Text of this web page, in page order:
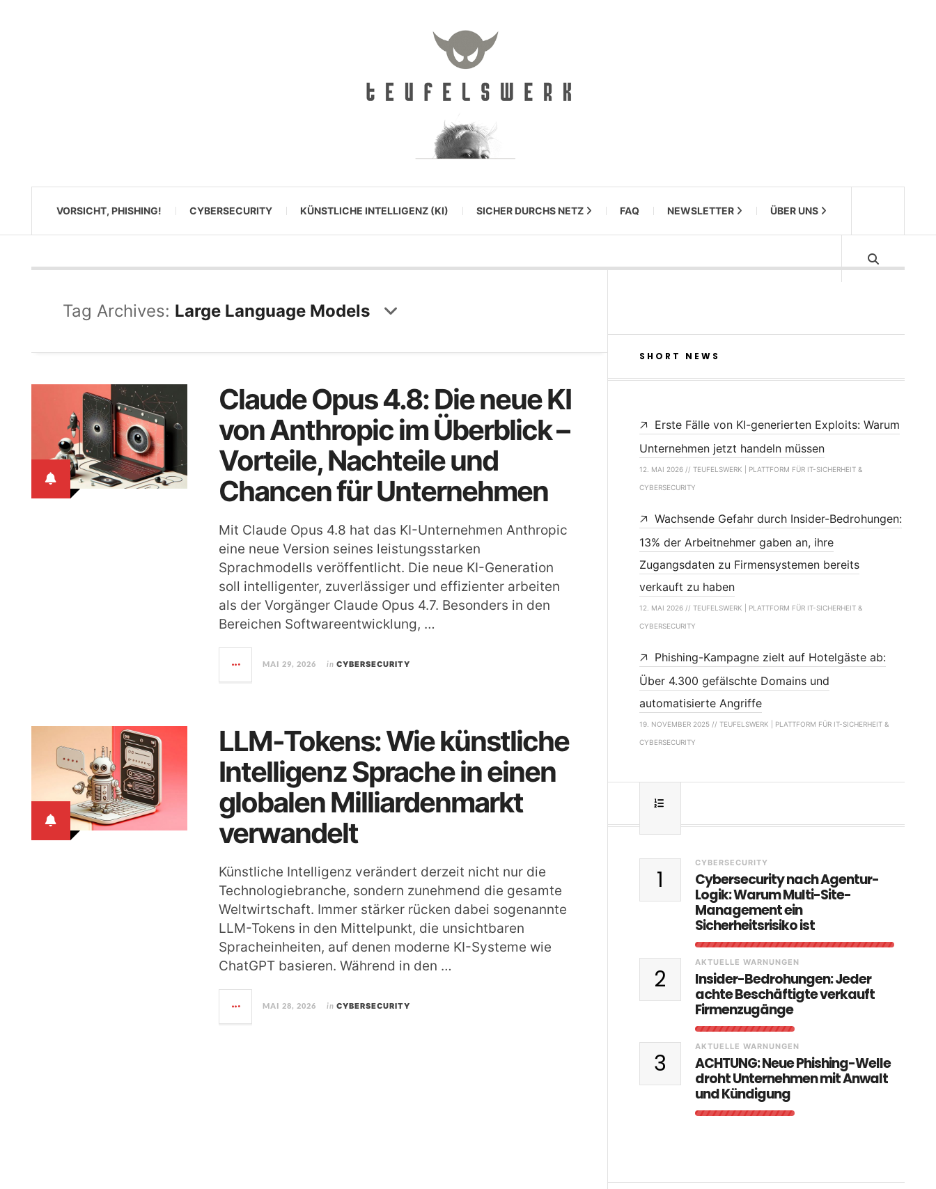
VORSICHT, PHISHING! CYBERSECURITY KÜNSTLICHE INTELLIGENZ (KI) SICHER DURCHS NETZ FAQ NEWSLETTER ÜBER UNS
Tag Archives: Large Language Models
Claude Opus 4.8: Die neue KI
von Anthropic im Überblick –
Vorteile, Nachteile und
Chancen für Unternehmen
Mit Claude Opus 4.8 hat das KI-Unternehmen Anthropic
eine neue Version seines leistungsstarken
Sprachmodells veröffentlicht. Die neue KI-Generation
soll intelligenter, zuverlässiger und effizienter arbeiten
als der Vorgänger Claude Opus 4.7. Besonders in den
Bereichen Softwareentwicklung, …
MAI 29, 2026 in CYBERSECURITY
LLM-Tokens: Wie künstliche
Intelligenz Sprache in einen
globalen Milliardenmarkt
verwandelt
Künstliche Intelligenz verändert derzeit nicht nur die
Technologiebranche, sondern zunehmend die gesamte
Weltwirtschaft. Immer stärker rücken dabei sogenannte
LLM-Tokens in den Mittelpunkt, die unsichtbaren
Spracheinheiten, auf denen moderne KI-Systeme wie
ChatGPT basieren. Während in den …
MAI 28, 2026 in CYBERSECURITY
SHORT NEWS
Erste Fälle von KI-generierten Exploits: Warum
Unternehmen jetzt handeln müssen
12. MAI 2026 // TEUFELSWERK | PLATTFORM FÜR IT-SICHERHEIT &
CYBERSECURITY
Wachsende Gefahr durch Insider-Bedrohungen:
13% der Arbeitnehmer gaben an, ihre
Zugangsdaten zu Firmensystemen bereits
verkauft zu haben
12. MAI 2026 // TEUFELSWERK | PLATTFORM FÜR IT-SICHERHEIT &
CYBERSECURITY
Phishing-Kampagne zielt auf Hotelgäste ab:
Über 4.300 gefälschte Domains und
automatisierte Angriffe
19. NOVEMBER 2025 // TEUFELSWERK | PLATTFORM FÜR IT-SICHERHEIT &
CYBERSECURITY
1
CYBERSECURITY
Cybersecurity nach Agentur-
Logik: Warum Multi-Site-
Management ein
Sicherheitsrisiko ist
2
AKTUELLE WARNUNGEN
Insider-Bedrohungen: Jeder
achte Beschäftigte verkauft
Firmenzugänge
3
AKTUELLE WARNUNGEN
ACHTUNG: Neue Phishing-Welle
droht Unternehmen mit Anwalt
und Kündigung